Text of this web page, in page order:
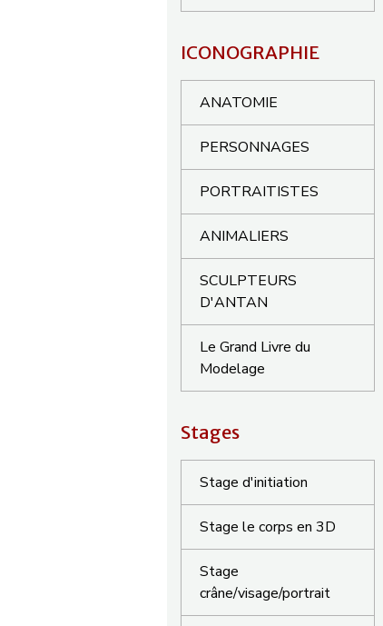
ICONOGRAPHIE
ANATOMIE
PERSONNAGES
PORTRAITISTES
ANIMALIERS
SCULPTEURS
D'ANTAN
Le Grand Livre du
Modelage
Stages
Stage d'initiation
Stage le corps en 3D
Stage
crâne/visage/portrait